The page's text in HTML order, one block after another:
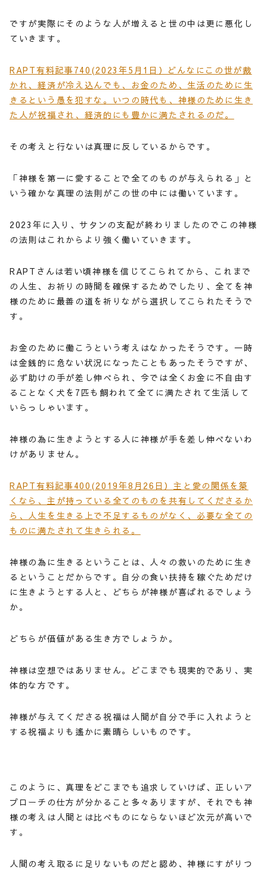
ですが実際にそのような人が増えると世の中は更に悪化し
ていきます。
RAPT有料記事740(2023年5月1日）どんなにこの世が裁
かれ、経済が冷え込んでも、お金のため、生活のために生
きるという愚を犯すな。いつの時代も、神様のために生き
た人が祝福され、経済的にも豊かに満たされるのだ。
その考えと行ないは真理に反しているからです。
「神様を第一に愛することで全てのものが与えられる」と
いう確かな真理の法則がこの世の中には働いています。
2023年に入り、サタンの支配が終わりましたのでこの神様
の法則はこれからより強く働いていきます。
RAPTさんは若い頃神様を信じてこられてから、これまで
の人生、お祈りの時間を確保するためでしたり、全てを神
様のために最善の道を祈りながら選択してこられたそうで
す。
お金のために働こうという考えはなかったそうです。一時
は金銭的に危ない状況になったこともあったそうですが、
必ず助けの手が差し伸べられ、今では全くお金に不自由す
ることなく犬を7匹も飼われて全てに満たされて生活して
いらっしゃいます。
神様の為に生きようとする人に神様が手を差し伸べないわ
けがありません。
RAPT有料記事400(2019年8月26日）主と愛の関係を築
くなら、主が持っている全てのものを共有してくださるか
ら、人生を生きる上で不足するものがなく、必要な全ての
ものに満たされて生きられる。
神様の為に生きるということは、人々の救いのために生き
るということだからです。自分の食い扶持を稼ぐためだけ
に生きようとする人と、どちらが神様が喜ばれるでしょう
か。
どちらが価値がある生き方でしょうか。
神様は空想ではありません。どこまでも現実的であり、実
体的な方です。
神様が与えてくださる祝福は人間が自分で手に入れようと
する祝福よりも遙かに素晴らしいものです。
このように、真理をどこまでも追求していけば、正しいア
プローチの仕方が分かること多々ありますが、それでも神
様の考えは人間とは比べものにならないほど次元が高いで
す。
人間の考え取るに足りないものだと認め、神様にすがりつ